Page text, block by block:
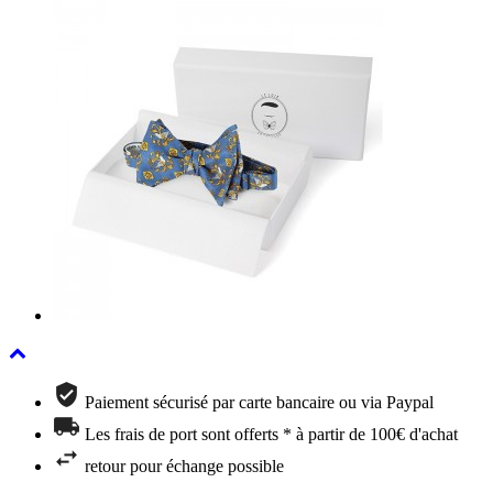
Paiement sécurisé par carte bancaire ou via Paypal
Les frais de port sont offerts * à partir de 100€ d'achat
retour pour échange possible